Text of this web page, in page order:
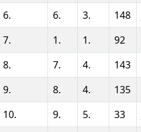
6.
6. 3. 148
7.
1. 1. 92
8.
7. 4. 143
9.
8. 4. 135
10.
9. 5. 33